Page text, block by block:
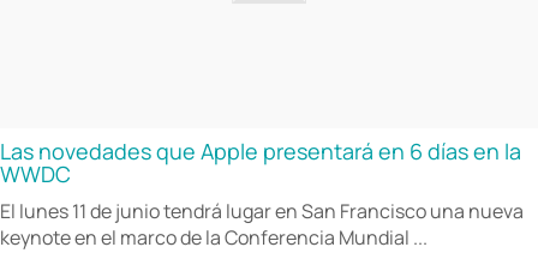
Las novedades que Apple presentará en 6 días en la
WWDC
El lunes 11 de junio tendrá lugar en San Francisco una nueva
keynote en el marco de la Conferencia Mundial ...